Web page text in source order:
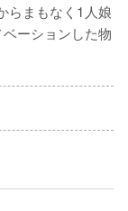
らまもなく1人娘
ーションした物